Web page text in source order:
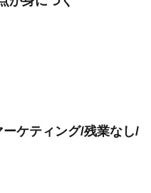
ケティング/残業なし/